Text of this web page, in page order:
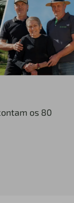
os 80